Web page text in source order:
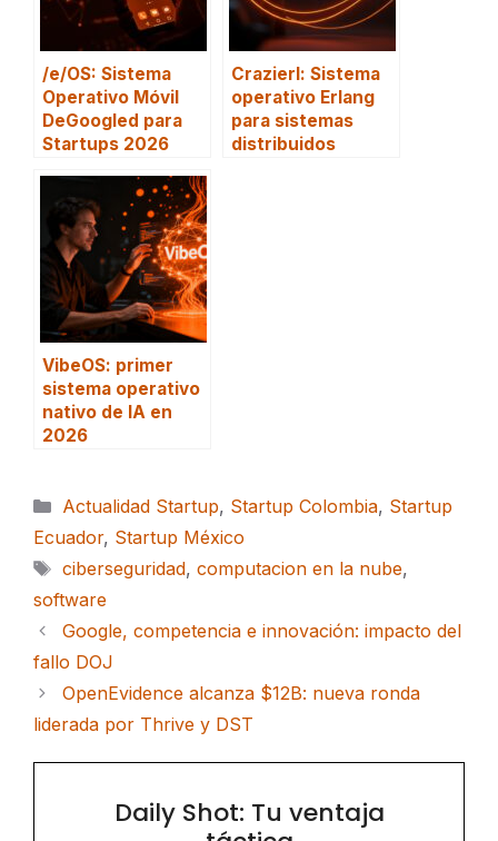
/e/OS: Sistema
Operativo Móvil
DeGoogled para
Startups 2026
Crazierl: Sistema
operativo Erlang
para sistemas
distribuidos
VibeOS: primer
sistema operativo
nativo de IA en
2026
Categorías
Actualidad Startup, Startup Colombia, Startup
Ecuador, Startup México
Etiquetas
ciberseguridad, computacion en la nube,
software
Google, competencia e innovación: impacto del
fallo DOJ
OpenEvidence alcanza $12B: nueva ronda
liderada por Thrive y DST
Daily Shot: Tu ventaja